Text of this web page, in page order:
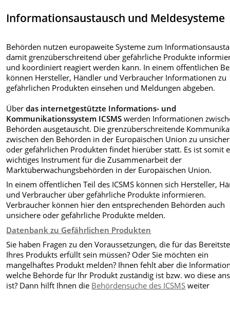
Informationsaustausch und Meldesysteme
Behörden nutzen europaweite Systeme zum
damit grenzüberschreitend über gefährliche Produkte
und koordiniert reagiert werden kann. In einem öffentlichen
können Hersteller, Händler und Verbraucher Informationen zu
gefährlichen Produkten einsehen und Meldungen abgeben.
Überdas internetgestützte Informations- und
Kommunikationssystem ICSMS werden Informationen
Behörden ausgetauscht. Die grenzüberschreitende
zwischen den Behörden in der Europäischen Union zu
oder gefährlichen Produkten findet hierüber statt. Es ist somit
wichtiges Instrument für die Zusammenarbeit der
Marktüberwachungsbehörden in der Europäischen Union.
In einem öffentlichen Teil des ICSMS können sich Hersteller,
und Verbraucher über gefährliche Produkte informieren.
Verbraucher können hier den entsprechenden Behörden auch
unsichere oder gefährliche Produkte melden.
Datenbank zu Gefährlichen Produkten
Sie haben Fragen zu den Voraussetzungen, die für das
Ihres Produkts erfüllt sein müssen? Oder Sie möchten ein
mangelhaftes Produkt melden? Ihnen fehlt aber die
welche Behörde für Ihr Produkt zuständig ist bzw. wo diese
ist? Dann hilft Ihnen die Behördensuche des ICSMS weiter